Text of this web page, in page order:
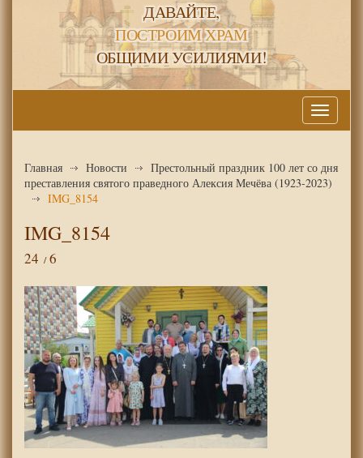
ДАВАЙТЕ,
ПОСТРОИМ ХРАМ
ОБЩИМИ УСИЛИЯМИ!
Меню
Главная Новости
Престольный праздник 100 лет со дня
преставления святого праведного Алексия Мечёва (1923-2023)
IMG_8154
IMG_8154
24 6